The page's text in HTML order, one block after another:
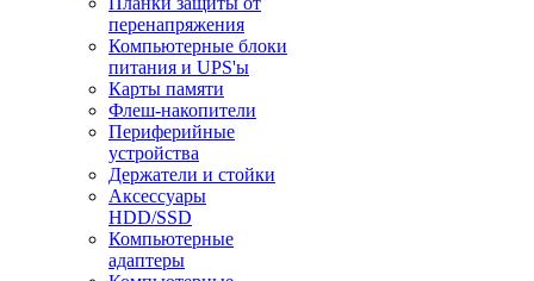
перенапряжения
Компьютерные блоки
питания и UPS'ы
Карты памяти
Флеш-накопители
Периферийные
устройства
Держатели и стойки
Аксессуары
HDD/SSD
Компьютерные
адаптеры